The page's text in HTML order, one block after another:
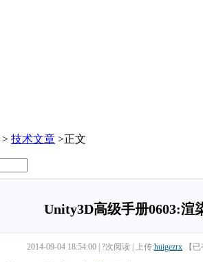
> 技术文章 >正文
Unity3D高级手册0603:渲
2014-09-04 18:54:00 ?次阅读 上传:huigezrx 【